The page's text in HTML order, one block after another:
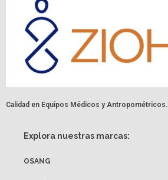
Calidad en Equipos Médicos y Antropométricos.
Explora nuestras marcas:
OSANG